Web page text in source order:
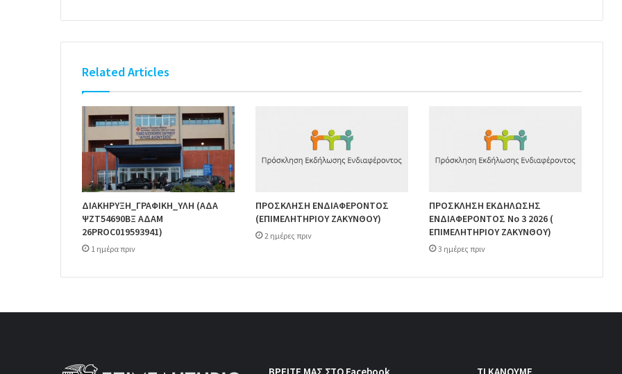
Related Articles
ΔΙΑΚΗΡΥΞΗ_ΓΡΑΦΙΚΗ_ΥΛΗ (ΑΔΑ
ΨΖΤ54690ΒΞ ΑΔΑΜ
26PROC019593941)
1 ημέρα πριν
ΠΡΟΣΚΛΗΣΗ ΕΝΔΙΑΦΕΡΟΝΤΟΣ
(ΕΠΙΜΕΛΗΤΗΡΙΟΥ ΖΑΚΥΝΘΟΥ)
2 ημέρες πριν
ΠΡΟΣΚΛΗΣΗ ΕΚΔΗΛΩΣΗΣ
ΕΝΔΙΑΦΕΡΟΝΤΟΣ Νο 3 2026 (
ΕΠΙΜΕΛΗΤΗΡΙΟΥ ΖΑΚΥΝΘΟΥ)
3 ημέρες πριν